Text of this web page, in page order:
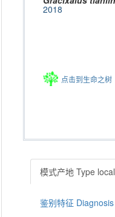
2018
点击到生命之树
模式产地 Type
鉴别特征 Diagnosis